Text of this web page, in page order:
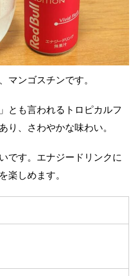
マンゴスチンです。
とも言われるトロピカルフ
り、さわやかな味わい。
です。エナジードリンクに
楽しめます。